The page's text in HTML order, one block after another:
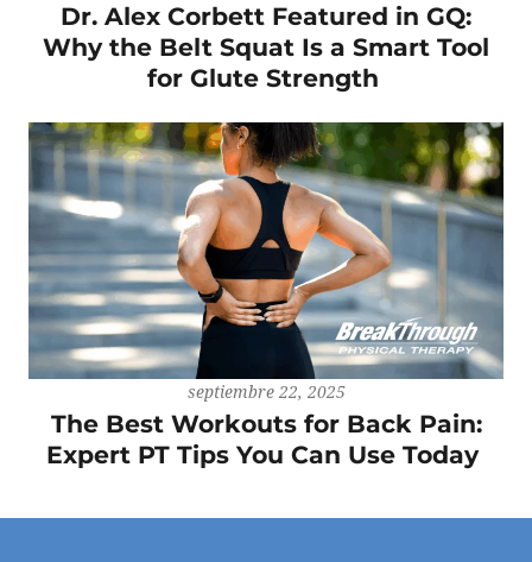
Dr. Alex Corbett Featured in GQ:
Why the Belt Squat Is a Smart Tool
for Glute Strength
septiembre 22, 2025
The Best Workouts for Back Pain:
Expert PT Tips You Can Use Today